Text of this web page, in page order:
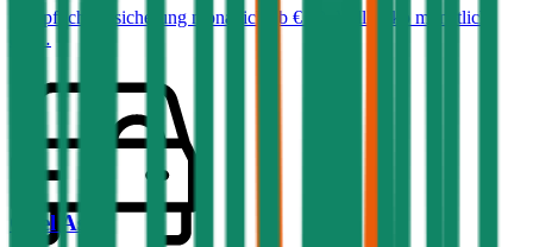
Haftpflichtversicherung monatlich ab € 32
Vollkasko monatlich
ab …
Opel Astra